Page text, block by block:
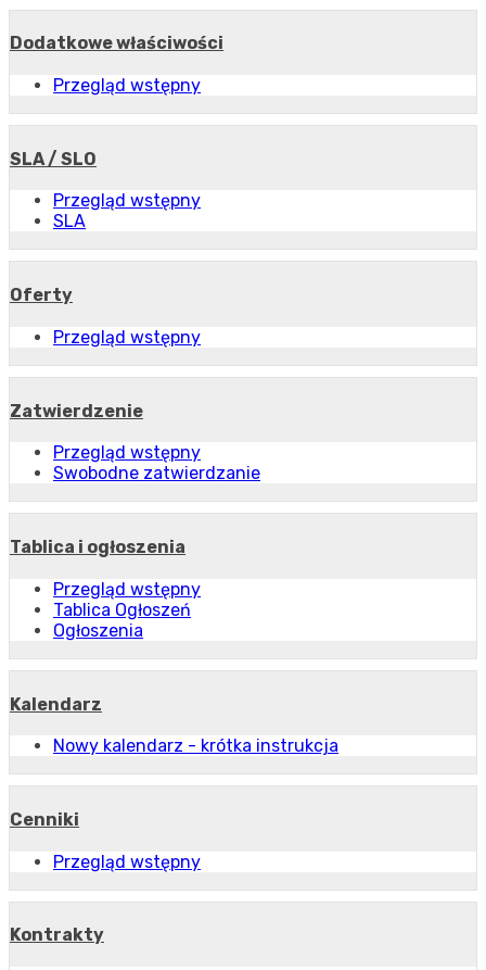
Dodatkowe właściwości
Przegląd wstępny
SLA / SLO
Przegląd wstępny
SLA
Oferty
Przegląd wstępny
Zatwierdzenie
Przegląd wstępny
Swobodne zatwierdzanie
Tablica i ogłoszenia
Przegląd wstępny
Tablica Ogłoszeń
Ogłoszenia
Kalendarz
Nowy kalendarz - krótka instrukcja
Cenniki
Przegląd wstępny
Kontrakty